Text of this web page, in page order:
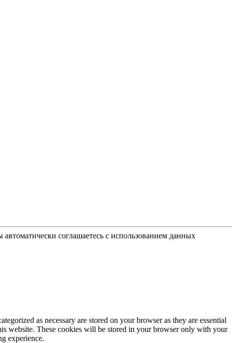
соглашаетесь с использованием данных
as necessary are stored on your browser as they are essential
website. These cookies will be stored in your browser only with your
experience.